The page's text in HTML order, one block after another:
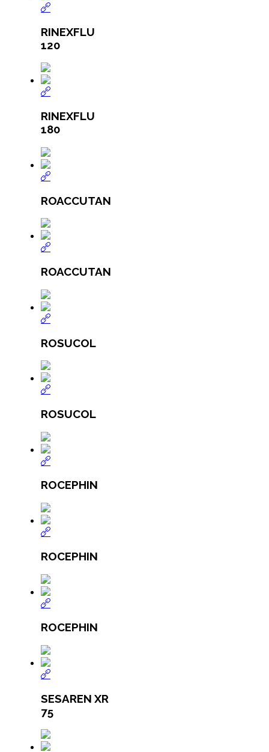
RINEXFLU
120
RINEXFLU
180
ROACCUTAN
ROACCUTAN
ROSUCOL
ROSUCOL
ROCEPHIN
ROCEPHIN
ROCEPHIN
SESAREN XR
75